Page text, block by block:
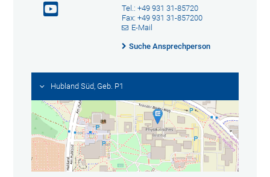
Tel.: +49 931 31-85720
Fax: +49 931 31-857200
E-Mail
Suche Ansprechperson
Hubland Süd, Geb. P1